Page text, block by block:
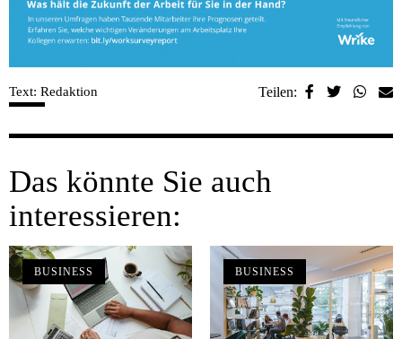
Text: Redaktion Teilen:
Das könnte Sie auch
interessieren:
BUSINESS BUSINESS